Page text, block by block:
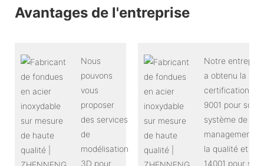
Avantages de l'entreprise
Nous
pouvons
vous
proposer
des services
de
modélisation
3D pour
Notre
a obtenu la
certification
9001 pour son
système de
management
la qualité et ISO
14001 pour son